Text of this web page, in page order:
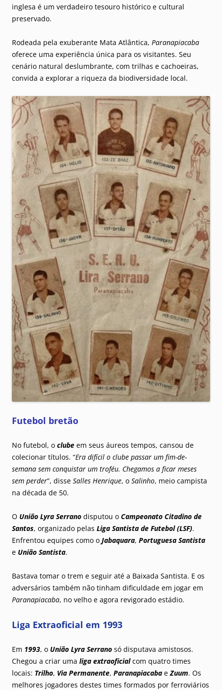
inglesa é um verdadeiro tesouro histórico e cultural
preservado.
Rodeada pela exuberante Mata Atlântica, Paranapiacaba
oferece uma experiência única para os visitantes. Seu
cenário natural deslumbrante, com trilhas e cachoeiras,
convida a explorar a riqueza da biodiversidade local.
Futebol bretão
No futebol, o clube em seus áureos tempos, cansou de
colecionar títulos. “Era difícil o clube passar um fim-de-
semana sem conquistar um troféu. Chegamos a ficar meses
sem perder”, disse Salles Henrique, o Salinho, meio campista
na década de 50.
O União Lyra Serrano disputou o Campeonato Citadino de
Santos, organizado pelas Liga Santista de Futebol (LSF).
Enfrentou equipes como o Jabaquara, Portuguesa Santista
e União Santista.
Bastava tomar o trem e seguir até a Baixada Santista. E os
adversários também não tinham dificuldade em jogar em
Paranapiacaba, no velho e agora revigorado estádio.
Liga Extraoficial em 1993
Em 1993, o União Lyra Serrano só disputava amistosos.
Chegou a criar uma liga extraoficialcom quatro times
locais: Trilho, Via Permanente, Paranapiacaba eZuum. Os
melhores jogadores destes times formados por ferroviários